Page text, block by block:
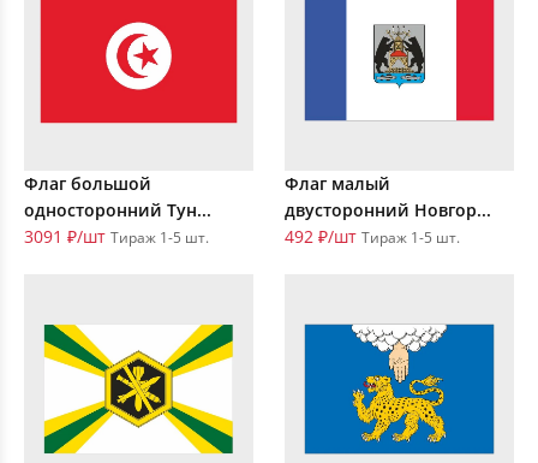
Флаг большой
односторонний Тун...
3091 ₽/шт Тираж 1-5 шт.
Флаг малый
двусторонний Новгор...
492 ₽/шт Тираж 1-5 шт.